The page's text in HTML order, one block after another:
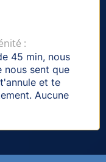
:
45 min, nous
nous sent que
et te
Aucune